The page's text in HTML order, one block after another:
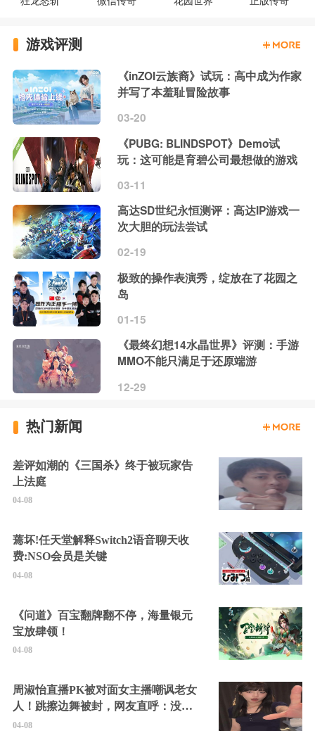
游戏评测
《inZOI云族裔》试玩：高中成为作家
并写了本羞耻冒险故事
03-20
《PUBG: BLINDSPOT》Demo试
玩：这可能是育碧公司最想做的游戏
03-11
高达SD世纪永恒测评：高达IP游戏一
次大胆的玩法尝试
02-19
极致的操作表演秀，绽放在了花园之
岛
01-15
《最终幻想14水晶世界》评测：手游
MMO不能只满足于还原端游
12-29
热门新闻
差评如潮的《三国杀》终于被玩家告
上法庭
04-08
蔫坏!任天堂解释Switch2语音聊天收
费:NSO会员是关键
04-08
《问道》百宝翻牌翻不停，海量银元
宝放肆领！
04-08
周淑怡直播PK被对面女主播嘲讽老女
人！跳擦边舞被封，网友直呼：没边
硬擦封的好！
04-08